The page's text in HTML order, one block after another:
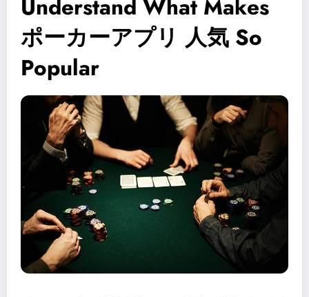
Understand What Makes
ポーカーアプリ 人気 So
Popular